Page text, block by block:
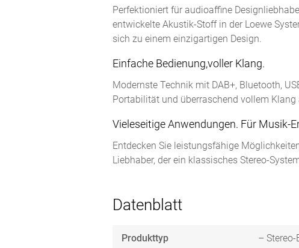
Perfektioniert für audioaffine
entwickelte Akustik-Stoff in der Loewe
sich zu einem einzigartigen Design.
Einfache Bedienung,voller Klang.
Modernste Technik mit DAB+, Bluetooth,
Portabilität und überraschend vollem
Vieleseitige Anwendungen. Für Musik-
Entdecken Sie leistungsfähige
Liebhaber, der ein klassisches Stereo-
Datenblatt
Produkttyp –